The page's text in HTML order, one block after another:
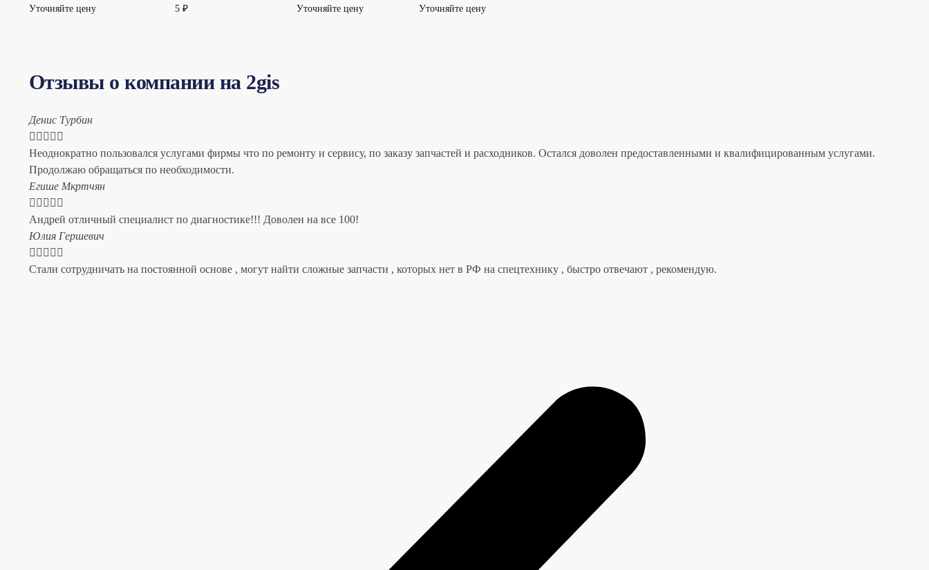
Уточняйте цену 5 ₽ Уточняйте цену Уточняйте цену
Отзывы о компании на 2gis
Денис Турбин
    
Неоднократно пользовался услугами фирмы что по ремонту и сервису, по заказу запчастей и расходников. Остался доволен предоставленными и квалифицированным услугами.
Продолжаю обращаться по необходимости.
​Егише Мкртчян
    
Андрей отличный специалист по диагностике!!! Доволен на все 100!
​Юлия Гершевич
    
Стали сотрудничать на постоянной основе , могут найти сложные запчасти , которых нет в РФ на спецтехнику , быстро отвечают , рекомендую.